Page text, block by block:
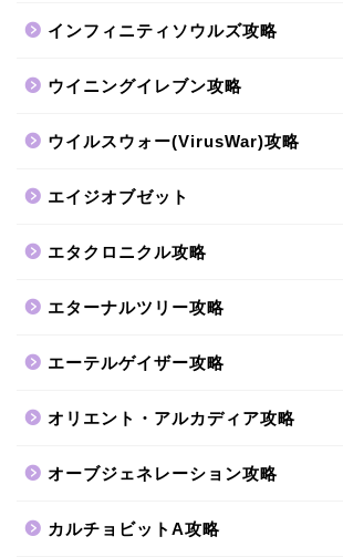
インフィニティソウルズ攻略
ウイニングイレブン攻略
ウイルスウォー(VirusWar)攻略
エイジオブゼット
エタクロニクル攻略
エターナルツリー攻略
エーテルゲイザー攻略
オリエント・アルカディア攻略
オーブジェネレーション攻略
カルチョビットA攻略